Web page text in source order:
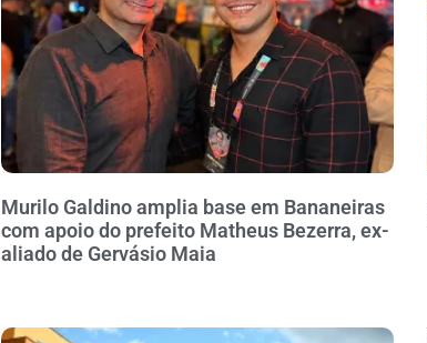
Murilo Galdino amplia base em Bananeiras
com apoio do prefeito Matheus Bezerra, ex-
aliado de Gervásio Maia